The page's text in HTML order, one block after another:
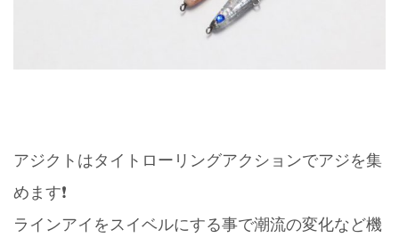
アジクトはタイトローリングアクションでアジを集
めます❗️
ラインアイをスイベルにする事で潮流の変化など機